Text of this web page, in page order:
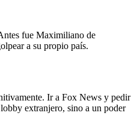
fue Maximiliano de
a su propio país.
Ir a Fox News y pedir
extranjero, sino a un poder